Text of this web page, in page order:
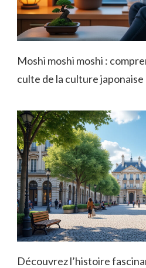
Moshi moshi moshi :
culte de la culture japonaise
Découvrez l’histoire